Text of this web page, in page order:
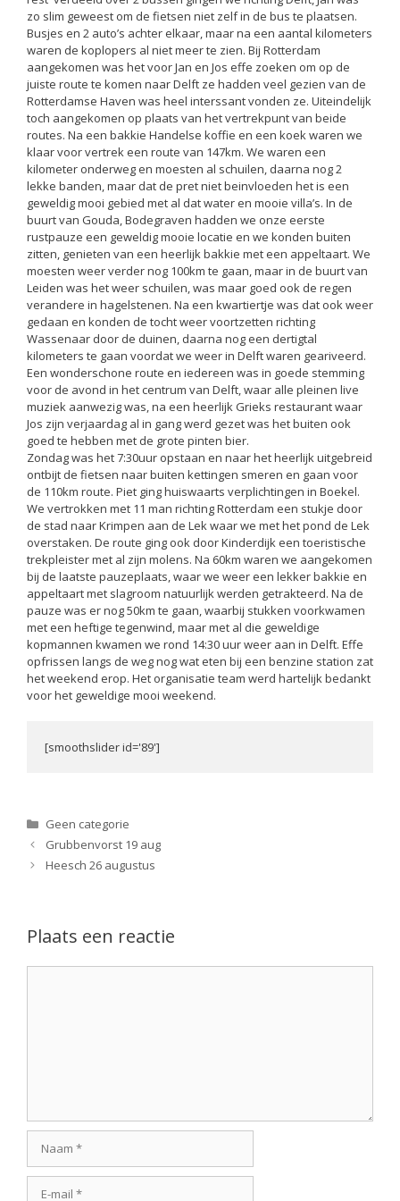
zo slim geweest om de fietsen niet zelf in de bus te plaatsen.
Busjes en 2 auto’s achter elkaar, maar na een aantal kilometers
waren de koplopers al niet meer te zien. Bij Rotterdam
aangekomen was het voor Jan en Jos effe zoeken om op de
juiste route te komen naar Delft ze hadden veel gezien van de
Rotterdamse Haven was heel interssant vonden ze. Uiteindelijk
toch aangekomen op plaats van het vertrekpunt van beide
routes. Na een bakkie Handelse koffie en een koek waren we
klaar voor vertrek een route van 147km. We waren een
kilometer onderweg en moesten al schuilen, daarna nog 2
lekke banden, maar dat de pret niet beinvloeden het is een
geweldig mooi gebied met al dat water en mooie villa’s. In de
buurt van Gouda, Bodegraven hadden we onze eerste
rustpauze een geweldig mooie locatie en we konden buiten
zitten, genieten van een heerlijk bakkie met een appeltaart. We
moesten weer verder nog 100km te gaan, maar in de buurt van
Leiden was het weer schuilen, was maar goed ook de regen
verandere in hagelstenen. Na een kwartiertje was dat ook weer
gedaan en konden de tocht weer voortzetten richting
Wassenaar door de duinen, daarna nog een dertigtal
kilometers te gaan voordat we weer in Delft waren geariveerd.
Een wonderschone route en iedereen was in goede stemming
voor de avond in het centrum van Delft, waar alle pleinen live
muziek aanwezig was, na een heerlijk Grieks restaurant waar
Jos zijn verjaardag al in gang werd gezet was het buiten ook
goed te hebben met de grote pinten bier.
Zondag was het 7:30uur opstaan en naar het heerlijk uitgebreid
ontbijt de fietsen naar buiten kettingen smeren en gaan voor
de 110km route. Piet ging huiswaarts verplichtingen in Boekel.
We vertrokken met 11 man richting Rotterdam een stukje door
de stad naar Krimpen aan de Lek waar we met het pond de Lek
overstaken. De route ging ook door Kinderdijk een toeristische
trekpleister met al zijn molens. Na 60km waren we aangekomen
bij de laatste pauzeplaats, waar we weer een lekker bakkie en
appeltaart met slagroom natuurlijk werden getrakteerd. Na de
pauze was er nog 50km te gaan, waarbij stukken voorkwamen
met een heftige tegenwind, maar met al die geweldige
kopmannen kwamen we rond 14:30 uur weer aan in Delft. Effe
opfrissen langs de weg nog wat eten bij een benzine station zat
het weekend erop. Het organisatie team werd hartelijk bedankt
voor het geweldige mooi weekend.
[smoothslider id='89']
Categorieën
Geen categorie
Grubbenvorst 19 aug
Heesch 26 augustus
Plaats een reactie